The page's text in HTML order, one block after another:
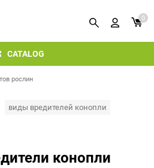
CATALOG
0
рослин
виды вредителей конопли
конопли